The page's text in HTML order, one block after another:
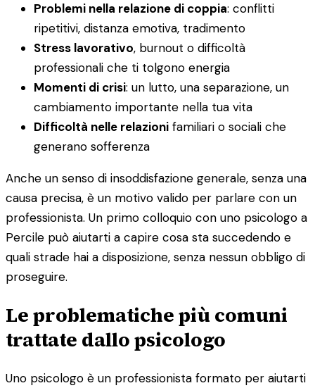
Problemi nella relazione di coppia: conflitti
ripetitivi, distanza emotiva, tradimento
Stress lavorativo, burnout o difficoltà
professionali che ti tolgono energia
Momenti di crisi: un lutto, una separazione, un
cambiamento importante nella tua vita
Difficoltà nelle relazioni familiari o sociali che
generano sofferenza
Anche un senso di insoddisfazione generale, senza una
causa precisa, è un motivo valido per parlare con un
professionista. Un primo colloquio con uno psicologo a
Percile può aiutarti a capire cosa sta succedendo e
quali strade hai a disposizione, senza nessun obbligo di
proseguire.
Le problematiche più comuni
trattate dallo psicologo
Uno psicologo è un professionista formato per aiutarti